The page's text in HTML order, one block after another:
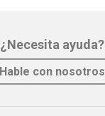
¿Necesita ayuda?
Hable con nosotros